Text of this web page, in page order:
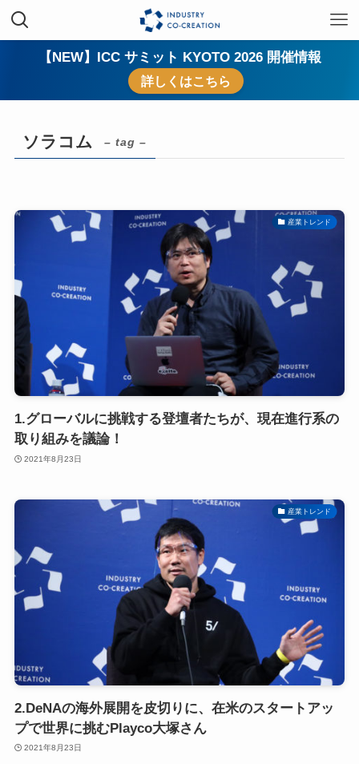
【NEW】ICC サミット KYOTO 2026 開催情報
詳しくはこちら
ソラコム – tag –
産業トレンド
1.グローバルに挑戦する登壇者たちが、現在進行系の
取り組みを議論！
2021年8月23日
産業トレンド
2.DeNAの海外展開を皮切りに、在米のスタートアッ
プで世界に挑むPlayco大塚さん
2021年8月23日